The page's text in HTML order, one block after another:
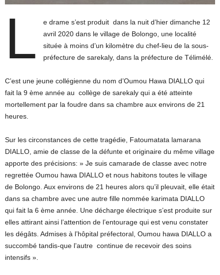
L
e drame s’est produit dans la nuit d’hier dimanche 12
avril 2020 dans le village de Bolongo, une localité
située à moins d’un kilomètre du chef-lieu de la sous-
préfecture de sarekaly, dans la préfecture de Télimélé.
C’est une jeune collégienne du nom d’Oumou Hawa DIALLO qui
fait la 9 ème année au collège de sarekaly qui a été atteinte
mortellement par la foudre dans sa chambre aux environs de 21
heures.
Sur les circonstances de cette tragédie, Fatoumatata lamarana
DIALLO, amie de classe de la défunte et originaire du même village
apporte des précisions: » Je suis camarade de classe avec notre
regrettée Oumou hawa DIALLO et nous habitons toutes le village
de Bolongo. Aux environs de 21 heures alors qu’il pleuvait, elle était
dans sa chambre avec une autre fille nommée karimata DIALLO
qui fait la 6 ème année. Une décharge électrique s’est produite sur
elles attirant ainsi l’attention de l’entourage qui est venu constater
les dégâts. Admises à l’hôpital préfectoral, Oumou hawa DIALLO a
succombé tandis-que l’autre continue de recevoir des soins
intensifs ».